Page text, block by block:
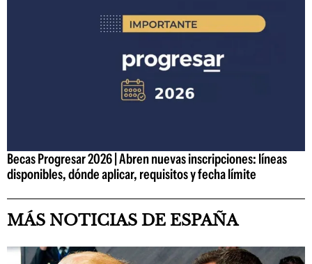
Becas Progresar 2026 | Abren nuevas inscripciones: líneas
disponibles, dónde aplicar, requisitos y fecha límite
MÁS NOTICIAS DE ESPAÑA